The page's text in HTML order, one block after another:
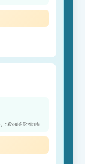
নেটওয়ার্ক টপোলজি